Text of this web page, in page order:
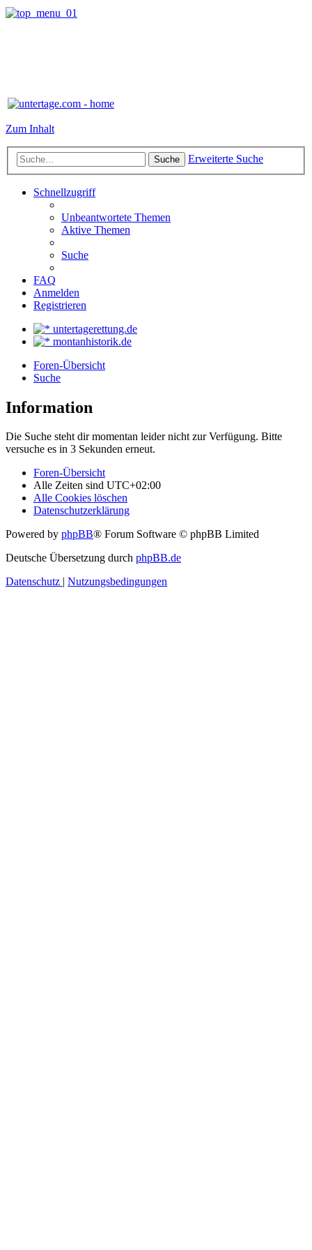
Zum Inhalt
Suche Erweiterte Suche
Schnellzugriff
Unbeantwortete Themen
Aktive Themen
Suche
FAQ
Anmelden
Registrieren
untertagerettung.de
montanhistorik.de
Foren-Übersicht
Suche
Information
Die Suche steht dir momentan leider nicht zur Verfügung. Bitte
versuche es in 3 Sekunden erneut.
Foren-Übersicht
Alle Zeiten sind UTC+02:00
Alle Cookies löschen
Datenschutzerklärung
Powered by phpBB® Forum Software © phpBB Limited
Deutsche Übersetzung durch phpBB.de
Datenschutz | Nutzungsbedingungen